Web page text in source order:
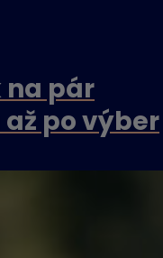
na pár
po výber